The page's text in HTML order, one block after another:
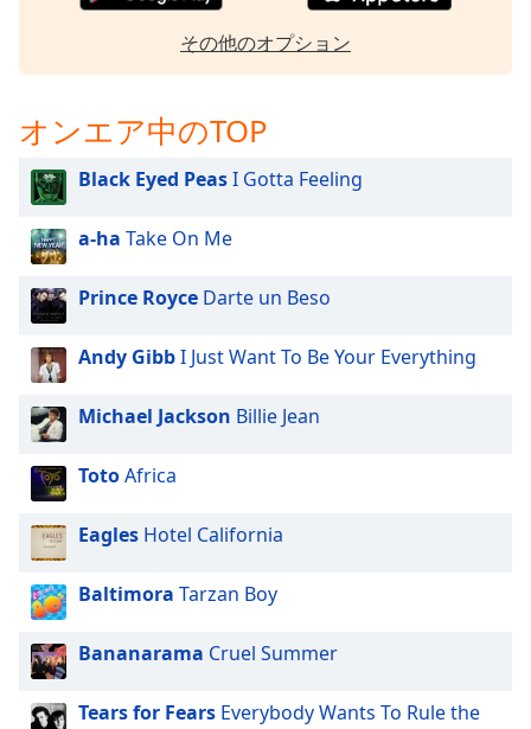
その他のオプション
オンエア中のTOP
Black Eyed PeasI Gotta Feeling
a-ha Take On Me
Prince Royce Darte un Beso
Andy GibbI Just Want To Be Your Everything
Michael Jackson Billie Jean
TotoAfrica
Eagles Hotel California
Baltimora Tarzan Boy
Bananarama Cruel Summer
Tears for Fears Everybody Wants To Rule the